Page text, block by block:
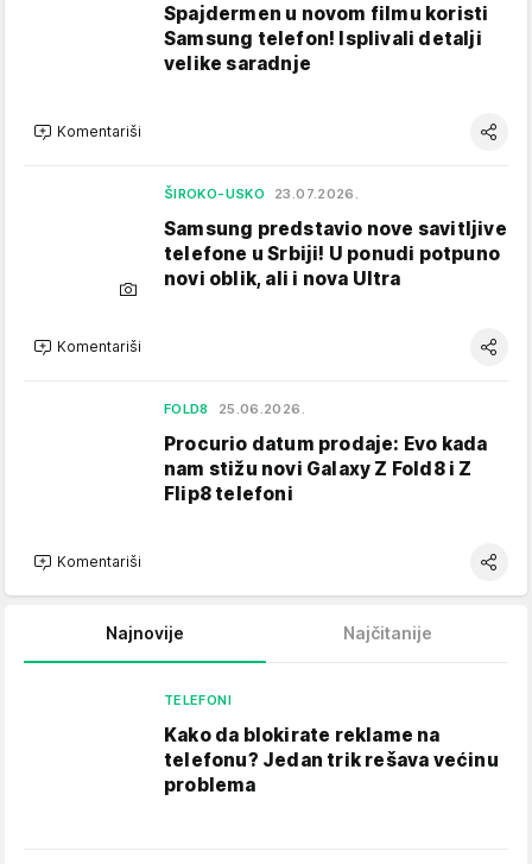
Spajdermen u novom filmu koristi
Samsung telefon! Isplivali detalji
velike saradnje
Komentariši
ŠIROKO-USKO 23.07.2026.
Samsung predstavio nove savitljive
telefone u Srbiji! U ponudi potpuno
novi oblik, ali i nova Ultra
Komentariši
FOLD8 25.06.2026.
Procurio datum prodaje: Evo kada
nam stižu novi Galaxy Z Fold8 i Z
Flip8 telefoni
Komentariši
Najnovije Najčitanije
TELEFONI
Kako da blokirate reklame na
telefonu​? Jedan trik rešava većinu
problema